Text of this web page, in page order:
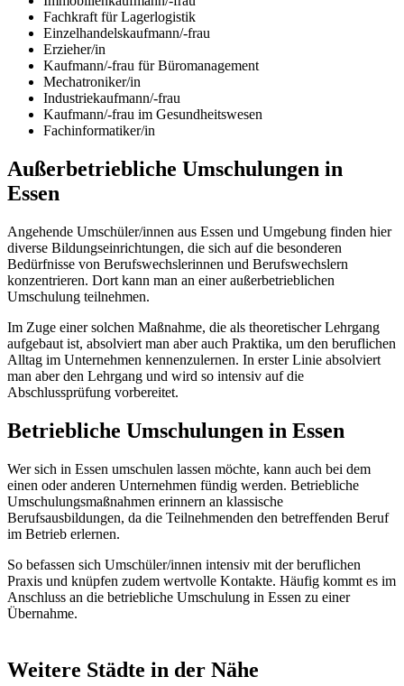
Fachkraft für Lagerlogistik
Einzelhandelskaufmann/-frau
Erzieher/in
Kaufmann/-frau für Büromanagement
Mechatroniker/in
Industriekaufmann/-frau
Kaufmann/-frau im Gesundheitswesen
Fachinformatiker/in
Außerbetriebliche Umschulungen in
Essen
Angehende Umschüler/innen aus Essen und Umgebung finden hier
diverse Bildungseinrichtungen, die sich auf die besonderen
Bedürfnisse von Berufswechslerinnen und Berufswechslern
konzentrieren. Dort kann man an einer außerbetrieblichen
Umschulung teilnehmen.
Im Zuge einer solchen Maßnahme, die als theoretischer Lehrgang
aufgebaut ist, absolviert man aber auch Praktika, um den beruflichen
Alltag im Unternehmen kennenzulernen. In erster Linie absolviert
man aber den Lehrgang und wird so intensiv auf die
Abschlussprüfung vorbereitet.
Betriebliche Umschulungen in Essen
Wer sich in Essen umschulen lassen möchte, kann auch bei dem
einen oder anderen Unternehmen fündig werden. Betriebliche
Umschulungsmaßnahmen erinnern an klassische
Berufsausbildungen, da die Teilnehmenden den betreffenden Beruf
im Betrieb erlernen.
So befassen sich Umschüler/innen intensiv mit der beruflichen
Praxis und knüpfen zudem wertvolle Kontakte. Häufig kommt es im
Anschluss an die betriebliche Umschulung in Essen zu einer
Übernahme.
Weitere Städte in der Nähe